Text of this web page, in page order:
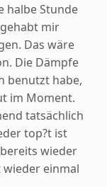
halbe Stunde
mir
Das wäre
Die Dämpfe
benutzt habe,
im Moment.
tatsächlich
top?t ist
wieder
einmal